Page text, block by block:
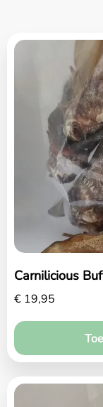
Carnilicious
€ 19,95